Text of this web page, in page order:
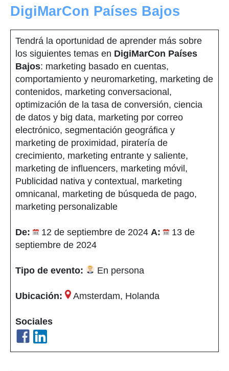
DigiMarCon Países Bajos
Tendrá la oportunidad de aprender más sobre
los siguientes temas en DigiMarCon Países
Bajos: marketing basado en cuentas,
comportamiento y neuromarketing, marketing de
contenidos, marketing conversacional,
optimización de la tasa de conversión, ciencia
de datos y big data, marketing por correo
electrónico, segmentación geográfica y
marketing de proximidad, piratería de
crecimiento, marketing entrante y saliente,
marketing de influencers, marketing móvil,
Publicidad nativa y contextual, marketing
omnicanal, marketing de búsqueda de pago,
marketing personalizable
De: 12 de septiembre de 2024 A:
13 de
septiembre de 2024
Tipo de evento: En persona
Ubicación: Amsterdam, Holanda
Sociales